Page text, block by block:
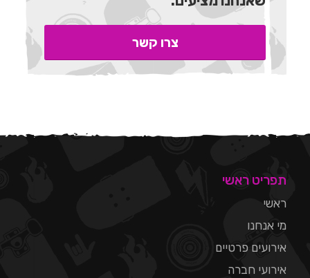
צרו קשר
תפריט ראשי
ראשי
מי אנחנו
אירועים פרטיים
אירועי חברה